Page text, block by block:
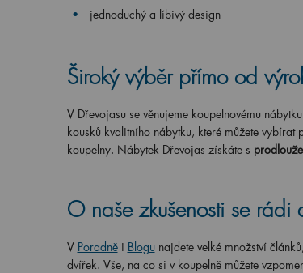
jednoduchý a líbivý design
Široký výběr přímo od
V Dřevojasu se věnujeme koupelnovému
kousků kvalitního nábytku, které můžete
koupelny. Nábytek Dřevojas získáte s
O naše zkušenosti se rádi
V Poradněi Blogunajdete velké množství
dvířek. Vše, na co si v koupelně můžete